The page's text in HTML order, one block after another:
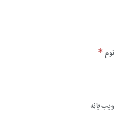
نوم*
ویب پاڼه